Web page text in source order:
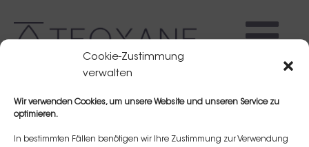
Cookie-Zustimmung
verwalten
Wir verwenden Cookies, um unsere Website und unseren Service zu
optimieren.
In bestimmten Fällen benötigen wir Ihre Zustimmung zur Verwendung